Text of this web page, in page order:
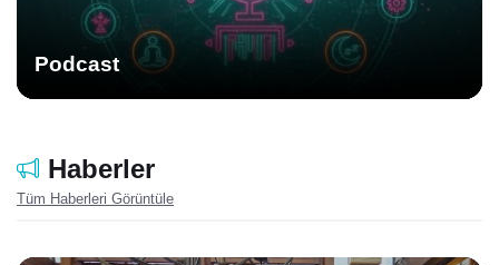
Podcast
Haberler
Tüm Haberleri Görüntüle